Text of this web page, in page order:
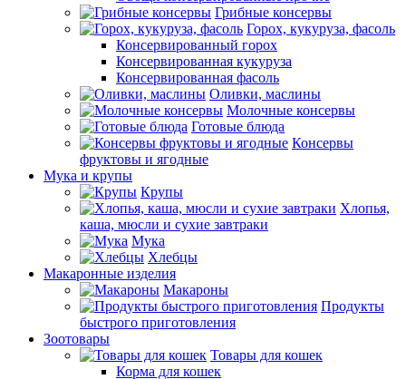
Грибные консервы
Горох, кукуруза, фасоль
Консервированный горох
Консервированная кукуруза
Консервированная фасоль
Оливки, маслины
Молочные консервы
Готовые блюда
Консервы
фруктовы и ягодные
Мука и крупы
Крупы
Хлопья,
каша, мюсли и сухие завтраки
Мука
Хлебцы
Макаронные изделия
Макароны
Продукты
быстрого приготовления
Зоотовары
Товары для кошек
Корма для кошек